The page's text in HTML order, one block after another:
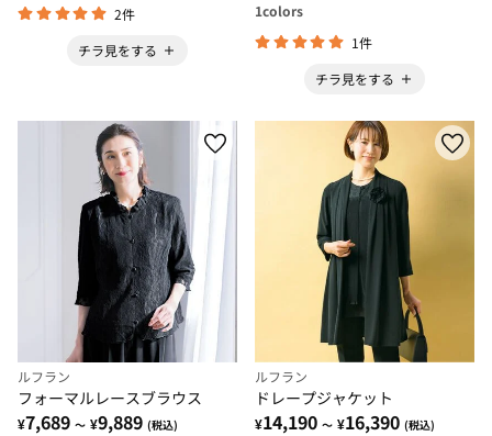
2件
チラ見をする
1colors
1件
チラ見をする
ルフラン
フォーマルレースブラウス
¥7,689 ～ ¥9,889 (税込)
ルフラン
ドレープジャケット
¥14,190 ～ ¥16,390 (税込)